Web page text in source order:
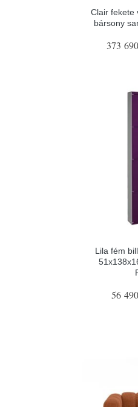
Clair fekete
bársony
373
Lila fém
56